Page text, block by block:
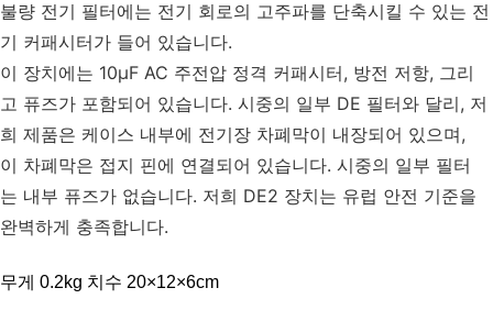
불량 전기 필터에는 전기 회로의 고주파를 단축시킬 수 있는 전
기 커패시터가 들어 있습니다.
이 장치에는 10μF AC 주전압 정격 커패시터, 방전 저항, 그리
고 퓨즈가 포함되어 있습니다. 시중의 일부 DE 필터와 달리, 저
희 제품은 케이스 내부에 전기장 차폐막이 내장되어 있으며,
이 차폐막은 접지 핀에 연결되어 있습니다. 시중의 일부 필터
는 내부 퓨즈가 없습니다. 저희 DE2 장치는 유럽 안전 기준을
완벽하게 충족합니다.
무게 0.2kg 치수 20×12×6cm